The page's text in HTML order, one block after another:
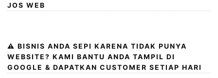
JOS WEB
⚠️ BISNIS ANDA SEPI KARENA TIDAK PUNYA
WEBSITE? KAMI BANTU ANDA TAMPIL DI
GOOGLE & DAPATKAN CUSTOMER SETIAP HARI